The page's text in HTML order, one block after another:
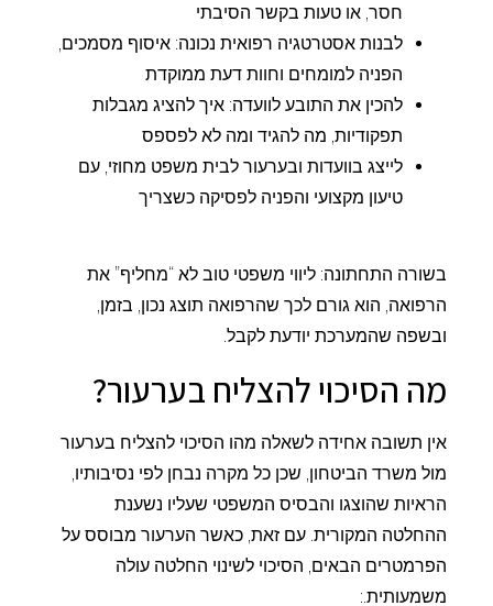
חסר, או טעות בקשר הסיבתי
לבנות אסטרטגיה רפואית נכונה: איסוף מסמכים,
הפניה למומחים וחוות דעת ממוקדת
להכין את התובע לוועדה: איך להציג מגבלות
תפקודיות, מה להגיד ומה לא לפספס
לייצג בוועדות ובערעור לבית משפט מחוזי, עם
טיעון מקצועי והפניה לפסיקה כשצריך
בשורה התחתונה: ליווי משפטי טוב לא “מחליף” את
הרפואה, הוא גורם לכך שהרפואה תוצג נכון, בזמן,
ובשפה שהמערכת יודעת לקבל.
מה הסיכוי להצליח בערעור?
אין תשובה אחידה לשאלה מהו הסיכוי להצליח בערעור
מול משרד הביטחון, שכן כל מקרה נבחן לפי נסיבותיו,
הראיות שהוצגו והבסיס המשפטי שעליו נשענת
ההחלטה המקורית. עם זאת, כאשר הערעור מבוסס על
הפרמטרים הבאים, הסיכוי לשינוי החלטה עולה
משמעותית.: